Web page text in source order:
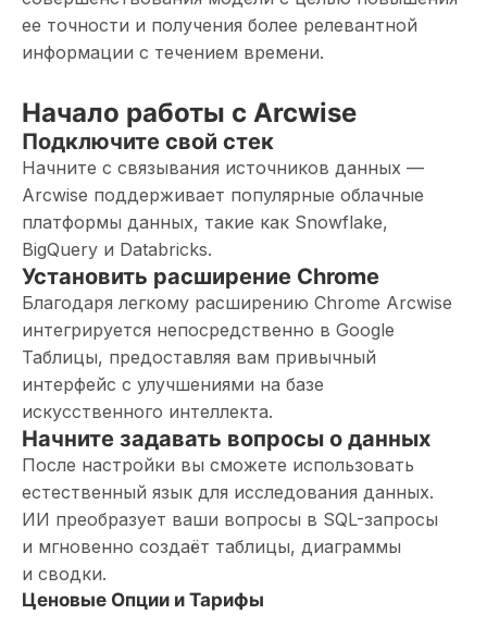
ее точности и получения более релевантной
информации с течением времени.
Начало работы с Arcwise
Подключите свой стек
Начните с связывания источников данных —
Arcwise поддерживает популярные облачные
платформы данных, такие как Snowflake,
BigQuery и Databricks.
Установить расширение Chrome
Благодаря легкому расширению Chrome Arcwise
интегрируется непосредственно в Google
Таблицы, предоставляя вам привычный
интерфейс с улучшениями на базе
искусственного интеллекта.
Начните задавать вопросы о данных
После настройки вы сможете использовать
естественный язык для исследования данных.
ИИ преобразует ваши вопросы в SQL-запросы
и мгновенно создаёт таблицы, диаграммы
и сводки.
Ценовые Опции и Тарифы